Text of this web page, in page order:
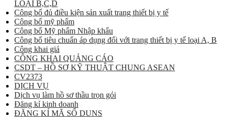
LOẠI B,C,D
Công bố đủ điều kiện sản xuất trang thiết bị y tế
Công bố mỹ phẩm
Công bố Mỹ phẩm Nhập khẩu
Công bố tiêu chuẩn áp dụng đối với trang thiết bị y tế loại A, B
Công khai giá
CÔNG KHAI QUẢNG CÁO
CSDT – HỒ SƠ KỸ THUẬT CHUNG ASEAN
CV2373
DỊCH VỤ
Dịch vụ làm hồ sơ thầu trọn gói
Đăng kí kinh doanh
ĐĂNG KÍ MÃ SỐ DUNS